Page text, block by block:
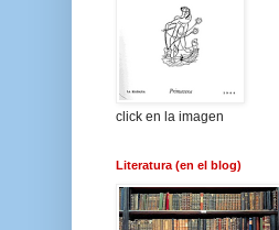
click en la imagen
Literatura (en el blog)